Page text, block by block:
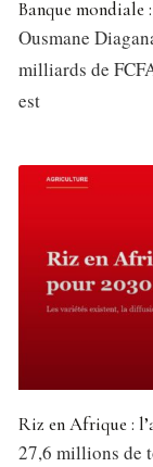
Banque mondiale
Ousmane
milliards de
est
Riz en Afrique :
27,6 millions de